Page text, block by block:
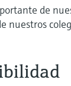
de
nuestros